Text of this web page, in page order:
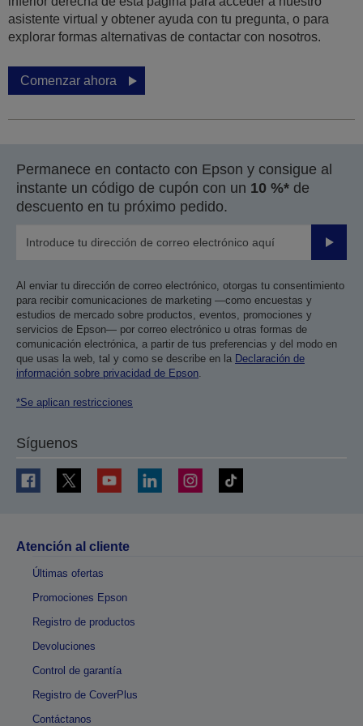
asistente virtual y obtener ayuda con tu pregunta, o para
explorar formas alternativas de contactar con nosotros.
Comenzar ahora
Permanece en contacto con Epson y consigue al
instante un código de cupón con un 10 %* de
descuento en tu próximo pedido.
Enviar
Al enviar tu dirección de correo electrónico, otorgas tu consentimiento
para recibir comunicaciones de marketing —como encuestas y
estudios de mercado sobre productos, eventos, promociones y
servicios de Epson— por correo electrónico u otras formas de
comunicación electrónica, a partir de tus preferencias y del modo en
que usas la web, tal y como se describe en la Declaración de
información sobre privacidad de Epson.
*Se aplican restricciones
Síguenos
Atención al cliente
Últimas ofertas
Promociones Epson
Registro de productos
Devoluciones
Control de garantía
Registro de CoverPlus
Contáctanos